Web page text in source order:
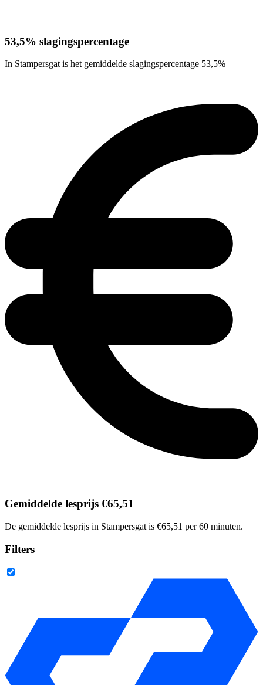
53,5% slagingspercentage
In Stampersgat is het gemiddelde slagingspercentage 53,5%
Gemiddelde lesprijs €65,51
De gemiddelde lesprijs in Stampersgat is €65,51 per 60 minuten.
Filters